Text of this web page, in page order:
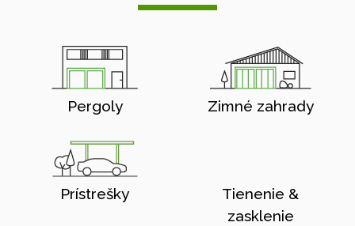
Pergoly Zimné zahrady
Prístrešky
Tienenie &
zasklenie